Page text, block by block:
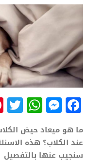
Facebook
ما هو ميعاد حيض
عند الكلاب؟ هذه
سنجيب عنها بالتفصيل